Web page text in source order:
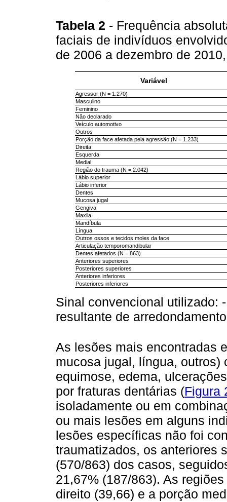
Tabela 2 - Frequência
faciais de indivíduos
de 2006 a dezembro de
Variável
Agressor (N = 1.270)
Masculino
Feminino
Não declarado
Veículo automotivo
Outros
Porção da face afetada pela agressão (N = 1.233)
Direita
Esquerda
Medial
Região do trauma (N = 2.042)
Lábio superior
Lábio inferior
Dentes
Mucosa jugal
Gengiva
Maxila
Mandíbula
Língua
Outros ossos e tecidos moles da face
Articulação temporomandibular
Dentes afetados (N = 863)
Anteriores superiores
Posteriores superiores
Anteriores inferiores
Posteriores inferiores
Sinal convencional utilizado:
resultante de
As lesões mais encontradas
mucosa jugal, língua,
equimose, edema,
por fraturas dentárias (Figura
isoladamente ou em
ou mais lesões em alguns
lesões específicas não foi
traumatizados, os anteriores
(570/863) dos casos,
21,67% (187/863). As
direito (39,66) e a porção